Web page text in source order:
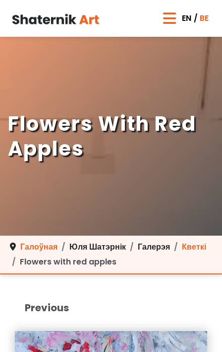
BE
EN
Галоўная Юля Шатэрнік Галерэя
Кветкі
Flowers with red apples
Flowers With Red
Apples
Previous